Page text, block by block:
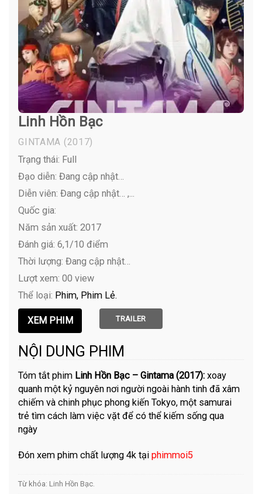
Linh Hồn Bạc
GINTAMA (2017)
Trạng thái: Full
Đạo diễn: Đang cập nhật…
Diễn viên: Đang cập nhật… ,...
Quốc gia:
Năm sản xuất: 2017
Đánh giá: 6,1/10 điểm
Thời lượng: Đang cập nhật…
Lượt xem: 00 view
Thể loại: Phim Phim Lẻ
TRAILER
NỘI DUNG PHIM
Tóm tắt phim Linh Hồn Bạc – Gintama (2017): xoay
quanh một kỷ nguyên nơi người ngoài hành tinh đã xâm
chiếm và chinh phục phong kiến Tokyo, một samurai
trẻ tìm cách làm việc vặt để có thể kiếm sống qua
ngày
Đón xem phim chất lượng 4k tạiphimmoi5
Từ khóa: Linh Hồn Bạc